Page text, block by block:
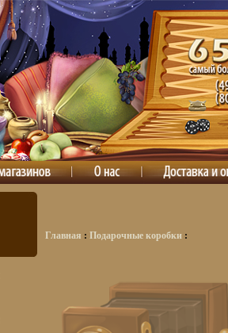
Главная : Подарочные коробки :